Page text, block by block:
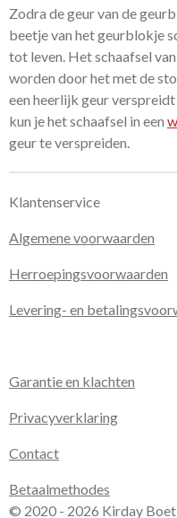
Zodra de geur van de
beetje van het geurblokje
tot leven. Het schaafsel
worden door het met de
een heerlijk geur
kun je het schaafsel in een
geur te verspreiden.
Klantenservice
Algemene voorwaarden
Herroepingsvoorwaarden
Levering- en
Garantie en klachten
Privacyverklaring
Contact
Betaalmethodes
© 2020 - 2026 Kirday